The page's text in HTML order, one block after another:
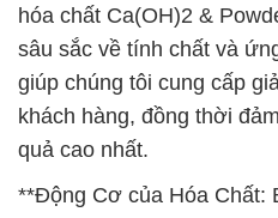
hóa chất Ca(OH)2 &
sâu sắc về tính chất và
giúp chúng tôi cung cấp
khách hàng, đồng thời
quả cao nhất.
**Động Cơ của Hóa Chất: